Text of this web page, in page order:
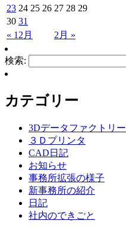
« 12月 2月 »
23 24 25 26 27 28 29
30 31
検索:
カテゴリー
3Dデータファクトリー
３Ｄプリンタ
CAD日記
お知らせ
事務所拡張の様子
新事務所の紹介
日記
社内のできごと